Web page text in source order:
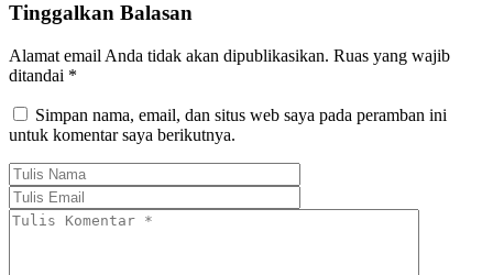
Tinggalkan Balasan
Alamat email Anda tidak akan dipublikasikan. Ruas yang wajib
ditandai *
Simpan nama, email, dan situs web saya pada peramban ini
untuk komentar saya berikutnya.